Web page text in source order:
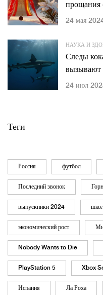
прощания
школе
24 мая
НАУКА И
Следы
вызывают
24 июл
Теги
Россия футбол
Последний звонок
выпускники 2024
экономический рост
Nobody Wants to Die
PlayStation 5 Xbox
Испания Ла Роха